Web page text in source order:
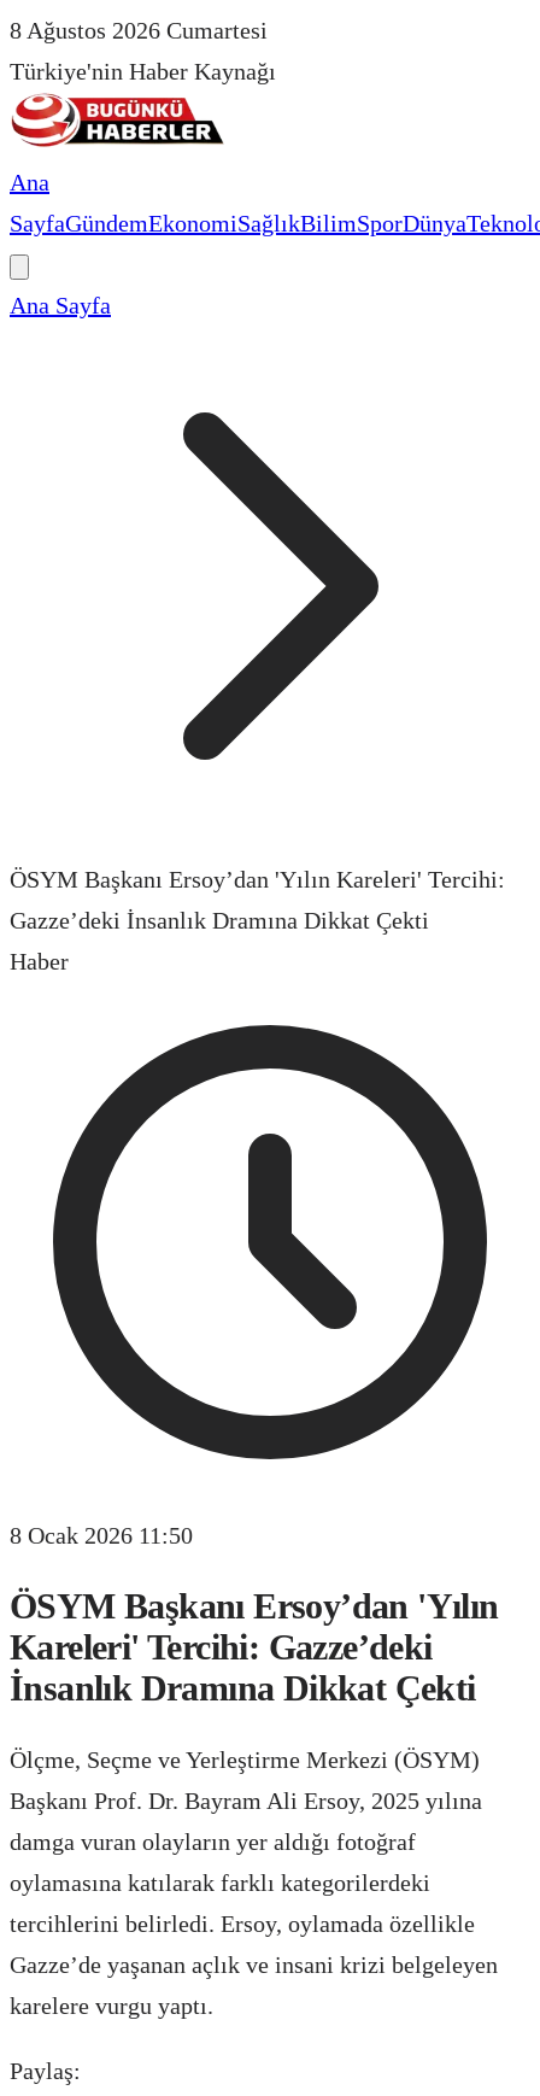
8 Ağustos 2026 Cumartesi
Türkiye'nin Haber Kaynağı
Ana
SayfaGündemEkonomiSağlıkBilimSporDünya
Ana Sayfa
ÖSYM Başkanı Ersoy’dan 'Yılın Kareleri' Tercihi:
Gazze’deki İnsanlık Dramına Dikkat Çekti
Haber
8 Ocak 2026 11:50
ÖSYM Başkanı Ersoy’dan 'Yılın
Kareleri' Tercihi: Gazze’deki
İnsanlık Dramına Dikkat Çekti
Ölçme, Seçme ve Yerleştirme Merkezi (ÖSYM)
Başkanı Prof. Dr. Bayram Ali Ersoy, 2025 yılına
damga vuran olayların yer aldığı fotoğraf
oylamasına katılarak farklı kategorilerdeki
tercihlerini belirledi. Ersoy, oylamada özellikle
Gazze’de yaşanan açlık ve insani krizi belgeleyen
karelere vurgu yaptı.
Paylaş: